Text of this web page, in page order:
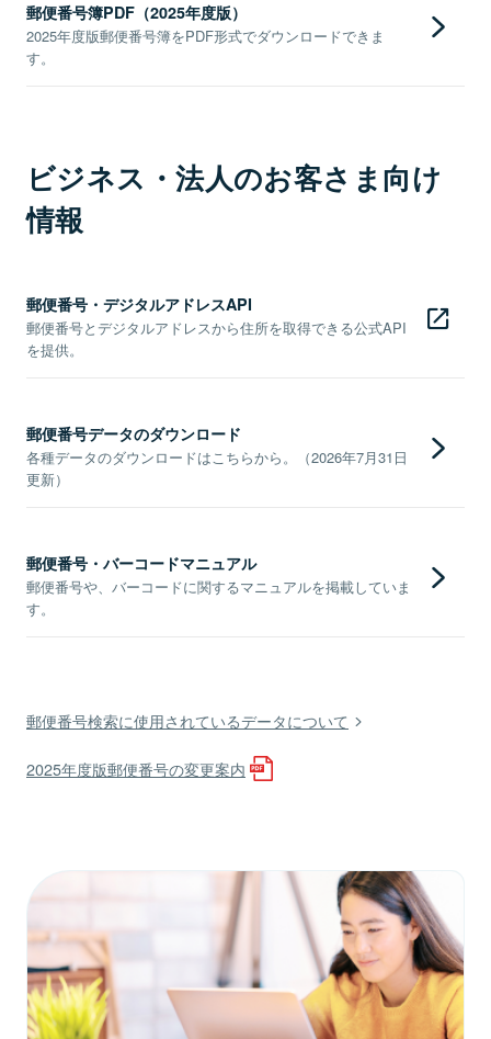
郵便番号簿PDF（2025年度版）
2025年度版郵便番号簿をPDF形式でダウンロードできま
す。
ビジネス・法人のお客さま向け
情報
郵便番号・デジタルアドレスAPI
郵便番号とデジタルアドレスから住所を取得できる公式API
を提供。
郵便番号データのダウンロード
各種データのダウンロードはこちらから。（2026年7月31日
更新）
郵便番号・バーコードマニュアル
郵便番号や、バーコードに関するマニュアルを掲載していま
す。
郵便番号検索に使用されているデータについて
2025年度版郵便番号の変更案内